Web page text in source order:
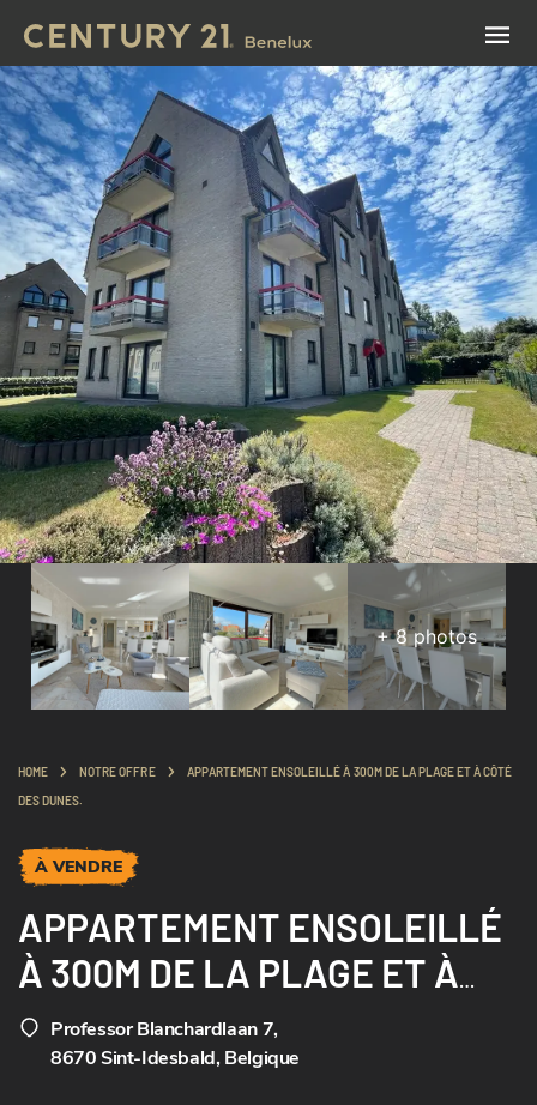
+8photos
HOME NOTRE OFFRE
APPARTEMENT ENSOLEILLÉ À 300M DE LA PLAGE ET À CÔTÉ
DES DUNES.
À VENDRE
APPARTEMENT ENSOLEILLÉ
À 300M DE LA PLAGE ET À
CÔTÉ DES DUNES.
Professor Blanchardlaan 7,
8670 Sint-Idesbald, Belgique